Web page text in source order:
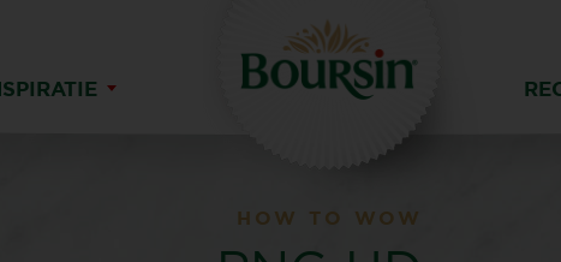
HOW TO WOW